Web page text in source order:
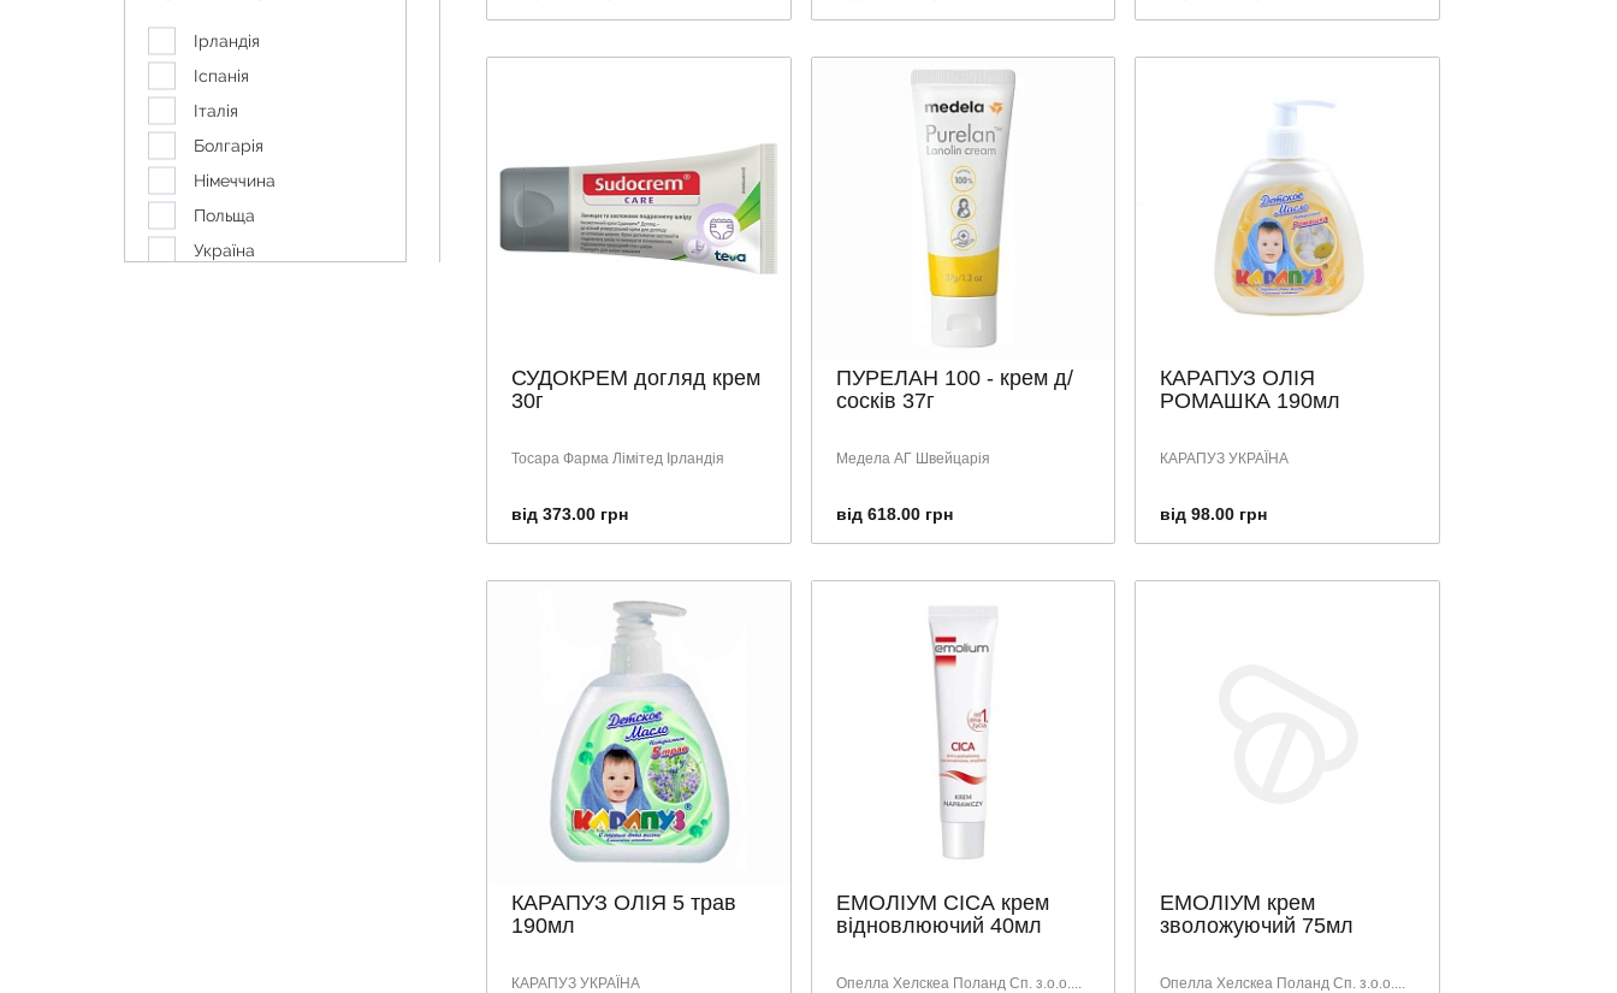
КАРАПУЗ
СУДОКРЕМ
Ірландія
Іспанія
Італія
Болгарія
Німеччина
Польща
Україна
СУДОКРЕМ догляд крем
30г
Тосара Фарма Лімітед Ірландія
від 373.00 грн
ПУРЕЛАН 100 - крем д/
сосків 37г
Медела АГ Швейцарія
від 618.00 грн
КАРАПУЗ ОЛІЯ
РОМАШКА 190мл
КАРАПУЗ УКРАЇНА
від 98.00 грн
КАРАПУЗ ОЛІЯ 5 трав
190мл
КАРАПУЗ УКРАЇНА
ЕМОЛІУМ СІСА крем
відновлюючий 40мл
Опелла Хелскеа Поланд Сп. з.о.о....
ЕМОЛІУМ крем
зволожуючий 75мл
Опелла Хелскеа Поланд Сп. з.о.о....